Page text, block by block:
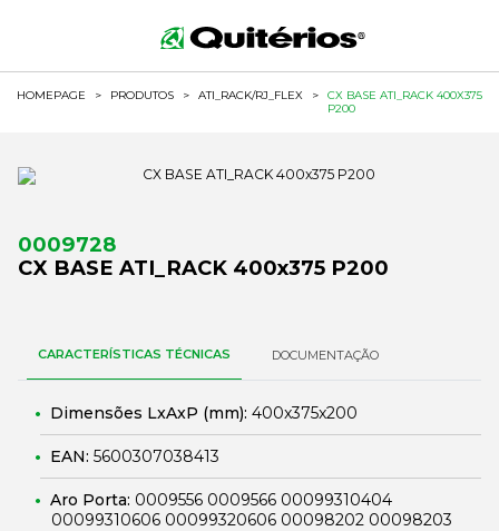
HOMEPAGE > PRODUTOS > ATI_RACK/RJ_FLEX >
CX BASE ATI_RACK 400X375
P200
0009728
CX BASE ATI_RACK 400x375 P200
CARACTERÍSTICAS TÉCNICAS DOCUMENTAÇÃO
Dimensões LxAxP (mm): 400x375x200
EAN: 5600307038413
Aro Porta: 0009556 0009566 00099310404
00099310606 00099320606 00098202 00098203